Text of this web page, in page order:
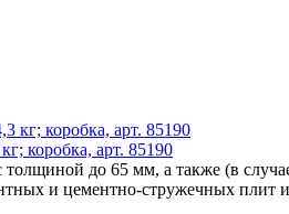
коробка, арт. 85190
до 65 мм, а также (в
и цементно-стружечных плит и